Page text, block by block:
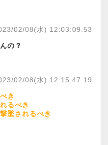
02/08(水) 12:03:09.53
の？
02/08(水) 12:15:47.19
き
るべき
墜されるべき